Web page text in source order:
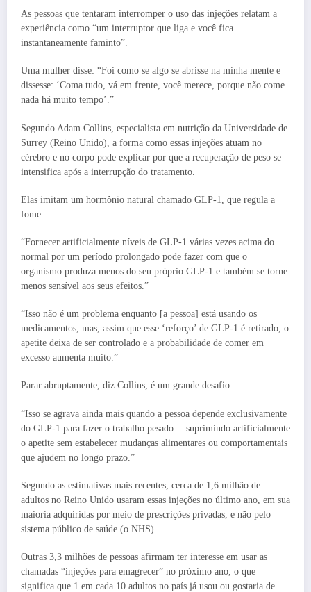
As pessoas que tentaram interromper o uso das injeções relatam a
experiência como “um interruptor que liga e você fica
instantaneamente faminto”.
Uma mulher disse: “Foi como se algo se abrisse na minha mente e
dissesse: ‘Coma tudo, vá em frente, você merece, porque não come
nada há muito tempo’.”
Segundo Adam Collins, especialista em nutrição da Universidade de
Surrey (Reino Unido), a forma como essas injeções atuam no
cérebro e no corpo pode explicar por que a recuperação de peso se
intensifica após a interrupção do tratamento.
Elas imitam um hormônio natural chamado GLP-1, que regula a
fome.
“Fornecer artificialmente níveis de GLP-1 várias vezes acima do
normal por um período prolongado pode fazer com que o
organismo produza menos do seu próprio GLP-1 e também se torne
menos sensível aos seus efeitos.”
“Isso não é um problema enquanto [a pessoa] está usando os
medicamentos, mas, assim que esse ‘reforço’ de GLP-1 é retirado, o
apetite deixa de ser controlado e a probabilidade de comer em
excesso aumenta muito.”
Parar abruptamente, diz Collins, é um grande desafio.
“Isso se agrava ainda mais quando a pessoa depende exclusivamente
do GLP-1 para fazer o trabalho pesado… suprimindo artificialmente
o apetite sem estabelecer mudanças alimentares ou comportamentais
que ajudem no longo prazo.”
Segundo as estimativas mais recentes, cerca de 1,6 milhão de
adultos no Reino Unido usaram essas injeções no último ano, em sua
maioria adquiridas por meio de prescrições privadas, e não pelo
sistema público de saúde (o NHS).
Outras 3,3 milhões de pessoas afirmam ter interesse em usar as
chamadas “injeções para emagrecer” no próximo ano, o que
significa que 1 em cada 10 adultos no país já usou ou gostaria de